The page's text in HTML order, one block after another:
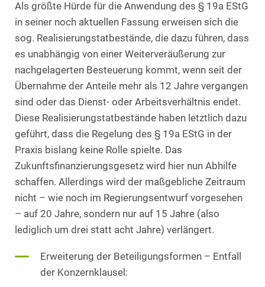
Als größte Hürde für die Anwendung des § 19a EStG
in seiner noch aktuellen Fassung erweisen sich die
sog. Realisierungstatbestände, die dazu führen, dass
es unabhängig von einer Weiterveräußerung zur
nachgelagerten Besteuerung kommt, wenn seit der
Übernahme der Anteile mehr als 12 Jahre vergangen
sind oder das Dienst- oder Arbeitsverhältnis endet.
Diese Realisierungstatbestände haben letztlich dazu
geführt, dass die Regelung des § 19a EStG in der
Praxis bislang keine Rolle spielte. Das
Zukunftsfinanzierungsgesetz wird hier nun Abhilfe
schaffen. Allerdings wird der maßgebliche Zeitraum
nicht – wie noch im Regierungsentwurf vorgesehen
– auf 20 Jahre, sondern nur auf 15 Jahre (also
lediglich um drei statt acht Jahre) verlängert.
Erweiterung der Beteiligungsformen – Entfall
der Konzernklausel: